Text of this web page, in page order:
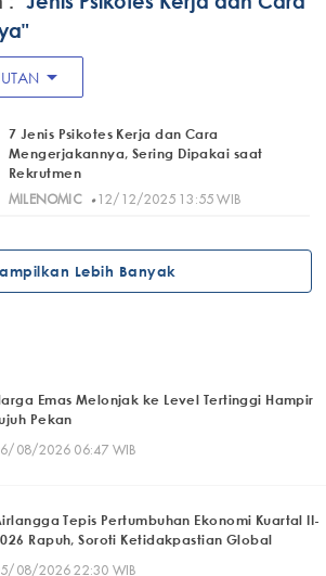
arrow_drop_down
7 Jenis Psikotes Kerja dan Cara
Mengerjakannya, Sering Dipakai saat
Rekrutmen
MILENOMIC· 12/12/2025 13:55 WIB
Lebih Banyak
Emas Melonjak ke Level Tertinggi Hampir
Pekan
08/2026 06:47 WIB
Tepis Pertumbuhan Ekonomi Kuartal II-
Rapuh, Soroti Ketidakpastian Global
08/2026 22:30 WIB